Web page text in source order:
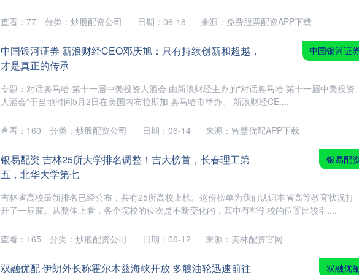
日期：06-16 来源：免费股票配资APP下载
查看： 77 分类： 炒股配资公司
中国银河证券 新浪财经CEO邓庆旭：只有持续创新和超越，
才是真正的传承
专题：对话奥马哈·第十一届中美投资人酒会 由新浪财经主办的“对话奥马哈·第十一届中美投资
人酒会”于当地时间5月2日在美国内布拉斯加·奥马哈市举办。 新浪财经CE....
中国银河证
日期：06-14 来源：智慧优配APP下载
查看： 160 分类： 炒股配资公司
银易配资 吉林25所大学排名调整！吉大榜首，长春理工第
五，北华大学第七
吉林省高校最新排名已经公布，共有25所高校上榜。这份榜单为我们认识本省高等教育状况打
开了一扇窗。从整体上看，各个院校的位次是不断变化的，其中有些学校的位置比较引....
银易配
日期：06-12 来源：美林配资官网
查看： 165 分类： 炒股配资公司
双融优配 伊朗外长称霍尔木兹海峡开放 多艘油轮迅速前往 双融优